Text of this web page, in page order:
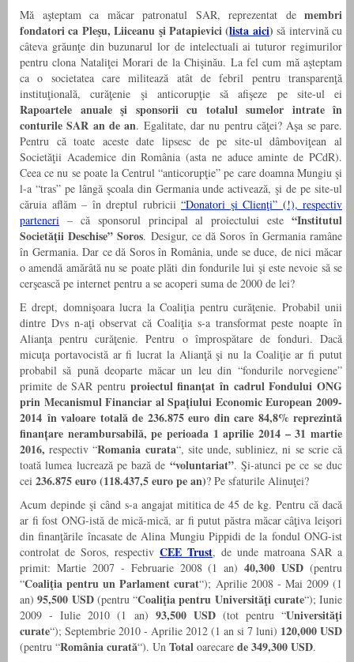
Mă aşteptam ca măcar patronatul SAR, reprezentat demembri
fondatori ca Pleşu, Liiceanu şi Patapievici (lista aici) să intervină cu
câteva grăunţe din buzunarul lor de intelectuali ai tuturor regimurilor
pentru clona Nataliţei Morari de la Chişinău. La fel cum mă aşteptam
ca o societatea care militează atât de febril pentru transparenţă
instituţională, curăţenie şi anticorupţie să afişeze pe site-ul ei
Rapoartele anuale şi sponsorii cu totalul sumelor intrate în
conturile SAR an de an. Egalitate, dar nu pentru căţei? Aşa se pare.
Pentru că toate aceste date lipsesc de pe site-ul dâmboviţean al
Societăţii Academice din România (asta ne aduce aminte de PCdR).
Ceea ce nu se poate la Centrul “anticorupţie” pe care doamna Mungiu şi
l-a “tras” pe lângă şcoala din Germania unde activează, şi de pe site-ul
căruia aflăm – în dreptul rubricii “Donatori şi Clienţi” (!), respectiv
parteneri – că sponsorul principal al proiectului este “Institutul
Societăţii Deschise” Soros. Desigur, ce dă Soros în Germania ramâne
în Germania. Dar ce dă Soros în România, unde se duce, de nici măcar
o amendă amărâtă nu se poate plăti din fondurile lui şi este nevoie să se
cerşească pe internet pentru a se acoperi suma de 2000 de lei?
E drept, domnişoara lucra la Coaliţia pentru curăţenie. Probabil unii
dintre Dvs n-aţi observat că Coaliţia s-a transformat peste noapte în
Alianţa pentru curăţenie. Pentru o împrospătare de fonduri. Dacă
micuţa portavocistă ar fi lucrat la Alianţă şi nu la Coaliţie ar fi putut
probabil să pună deoparte măcar un leu din “fondurile norvegiene”
primite de SAR pentru proiectul finanţat în cadrul Fondului ONG
prin Mecanismul Financiar al Spațiului Economic European 2009-
2014 în valoare totală de 236.875 euro din care 84,8% reprezintă
finanțare nerambursabilă, pe perioada 1 aprilie 2014 – 31 martie
2016,respectiv “Romania curata“, site unde, subliniez, ni se scrie că
toată lumea lucrează pe bază de “voluntariat”. Şi-atunci pe ce se duc
cei 236.875 euro (118.437,5 euro pe an)? Pe sfaturile Alinuţei?
Acum depinde şi când s-a angajat mititica de 45 de kg. Pentru că dacă
ar fi fost ONG-istă de mică-mică, ar fi putut păstra măcar câţiva leişori
din finanţările încasate de Alina Mungiu Pippidi de la fondul ONG-ist
controlat de Soros, respectiv CEE Trust, de unde matroana SAR a
primit: Martie 2007 ‐ Februarie 2008 (1 an)40,300 USD (pentru
“Coaliţia pentru un Parlament curat“); Aprilie 2008 ‐ Mai 2009 (1
an)95,500 USD(pentru “Coaliţia pentru Universităţi curate“); Iunie
2009 ‐ Iulie 2010 (1 an) 93,500 USD (tot pentru “Universităţi
curate“); Septembrie 2010 ‐ Aprilie 2012 (1 an si 7 luni) 120,000 USD
(pentru “România curată“). Un Total oarecare de 349,300 USD.